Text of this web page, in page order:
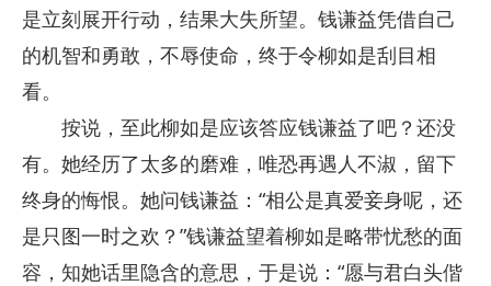
是立刻展开行动，结果大失所望。钱谦益凭借自己
的机智和勇敢，不辱使命，终于令柳如是刮目相
看。
按说，至此柳如是应该答应钱谦益了吧？还没
有。她经历了太多的磨难，唯恐再遇人不淑，留下
终身的悔恨。她问钱谦益：“相公是真爱妾身呢，还
是只图一时之欢？”钱谦益望着柳如是略带忧愁的面
容，知她话里隐含的意思，于是说：“愿与君白头偕